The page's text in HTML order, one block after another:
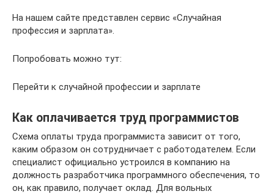
На нашем сайте представлен сервис «Случайная
профессия и зарплата».
Попробовать можно тут:
Перейти к случайной профессии и зарплате
Как оплачивается труд программистов
Схема оплаты труда программиста зависит от того,
каким образом он сотрудничает с работодателем. Если
специалист официально устроился в компанию на
должность разработчика программного обеспечения, то
он, как правило, получает оклад. Для вольных